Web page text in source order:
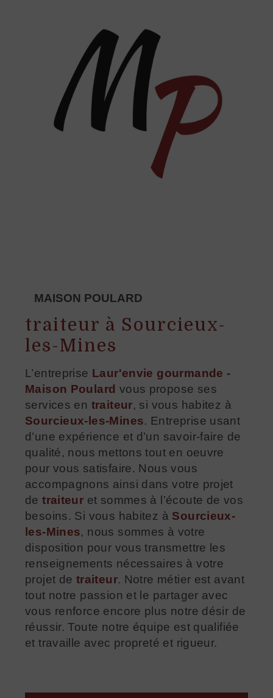
MAISON POULARD
traiteur à Sourcieux-
les-Mines
L’entreprise Laur'envie gourmande -
Maison Poulard vous propose ses
services en traiteur, si vous habitez à
Sourcieux-les-Mines. Entreprise usant
d’une expérience et d’un savoir-faire de
qualité, nous mettons tout en oeuvre
pour vous satisfaire. Nous vous
accompagnons ainsi dans votre projet
detraiteur et sommes à l’écoute de vos
besoins. Si vous habitez à Sourcieux-
les-Mines, nous sommes à votre
disposition pour vous transmettre les
renseignements nécessaires à votre
projet de traiteur. Notre métier est avant
tout notre passion et le partager avec
vous renforce encore plus notre désir de
réussir. Toute notre équipe est qualifiée
et travaille avec propreté et rigueur.